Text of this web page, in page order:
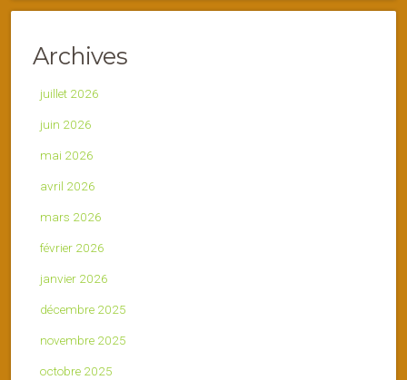
Archives
juillet 2026
juin 2026
mai 2026
avril 2026
mars 2026
février 2026
janvier 2026
décembre 2025
novembre 2025
octobre 2025